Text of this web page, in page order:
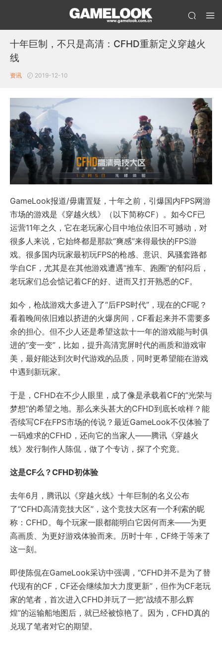
十年巨制，不只是高清：CFHD重新定义穿越火
线
资讯 2019-12-10
GameLook报道/毋庸置疑，十年之前，引爆国内FPS网游
市场的游戏是《穿越火线》（以下简称CF）。如今CF已
运营11年之久，它在老玩家心目中地位依旧不可撼动，对
很多人来说，它始终都是那款“爽感”来得最快的FPS游
戏。很多国内玩家最初玩FPS的枪感、意识、风骚套路都
学自CF，尤其是在其他游戏遭遇“推车、跑圈”的郁闷后，
老玩家们总会惦记着CF的好、进而又打开熟悉的CF。
如今，枪战游戏大多进入了“后FPS时代”，现在的CF呢？
看着晚间依旧难以挤进的火爆房间，CF看起来并不需要多
余的担心。但不少人还是希望这款十一年的游戏能与时俱
进的“变一变”，比如，提升高清宽屏时代的画质和游戏审
美，最好能达到次时代游戏的品质，同时更希望能在游戏
中遇到新玩家。
于是，CFHD在不少人眼里，成了像是承载着CF的“光荣与
梦想”的希望之地。那么来头甚大的CFHD到底长啥样？能
否续写CF在FPS市场的传说？最近GameLook不仅体验了
一码难求的CFHD，还向它的当家人——腾讯《穿越火
线》发行制作人陈侃，做了个专访，探了个究竟。
这是CF么？CFHD初体验
去年6月，腾讯以《穿越火线》十年巨制的名义公布
了“CFHD高清竞技大区”，这个竞技大区有一个利索的昵
称：CFHD。每个玩家一眼都能明白它因何而来——为更
高画质、为更好游戏体验而来。历时十年，CF终于等来了
这一刻。
即使陈侃在GameLook采访中强调，“CFHD并不是为了替
代现有的CF，CF还会继续加大力度更新”，但作为CF老玩
家的笔者，首次进入CFHD并玩了一把“战绩不那么辉
煌”的运输船地图后，就已经被惊艳了。因为，CFHD真的
兑现了笔者对它的期望。